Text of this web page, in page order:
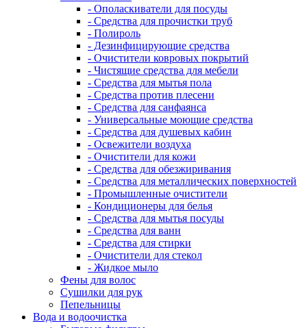
- Ополаскиватели для посуды
- Средства для прочистки труб
- Полироль
- Дезинфицирующие средства
- Очистители ковровых покрытий
- Чистящие средства для мебели
- Средства для мытья пола
- Средства против плесени
- Средства для санфаянса
- Универсальные моющие средства
- Средства для душевых кабин
- Освежители воздуха
- Очистители для кожи
- Средства для обезжиривания
- Средства для металлических поверхностей
- Промышленные очистители
- Кондиционеры для белья
- Средства для мытья посуды
- Средства для ванн
- Средства для стирки
- Очистители для стекол
- Жидкое мыло
Фены для волос
Сушилки для рук
Пепельницы
Вода и водоочистка